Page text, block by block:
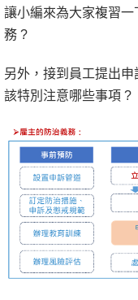
讓小編來為大家複習
務 ?
另外，接到員工提出
該特別注意哪些事項 ?